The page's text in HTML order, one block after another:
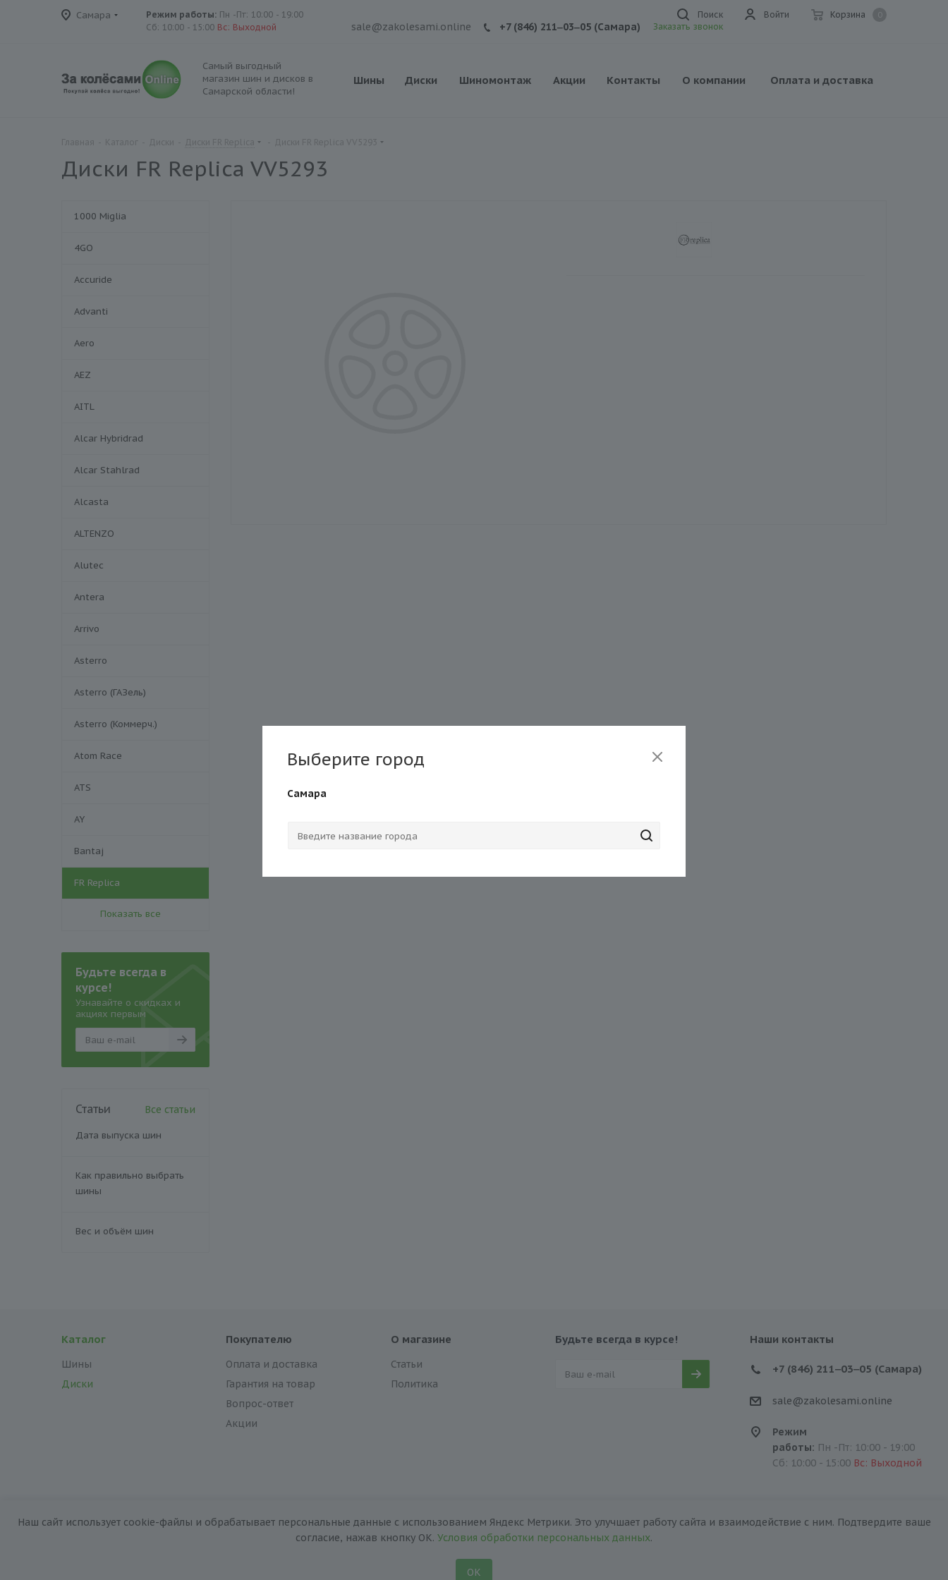
Самара Корзина
Войти
Режим работы: Пн -Пт: 10:00 - 19:00
Сб: 10:00 - 15:00 Вс: Выходной
Поиск
sale@zakolesami.online +7 (846) 211‒03‒05 (Самара) Заказать звонок
Самый выгодный
магазин шин и дисков в
Самарской области!
Шины Диски Шиномонтаж Акции Контакты О компании Оплата и доставка
Диски FR Replica VV5293
1000 Miglia
4GO
Accuride
Advanti
Aero
AEZ
AITL
Alcar Hybridrad
Alcar Stahlrad
Alcasta
ALTENZO
Alutec
Antera
Arrivo
Asterro
Asterro (ГАЗель)
Asterro (Коммерч.)
Atom Race
ATS
AY
Bantaj
FR Replica
Показать все
Будьте всегда в
курсе!
Узнавайте о скидках и
акциях первым
Статьи Все статьи
Дата выпуска шин
Как правильно выбрать
шины
Вес и объём шин
Каталог
Шины
Диски
Покупателю
Оплата и доставка
Гарантия на товар
Вопрос-ответ
Акции
О магазине
Статьи
Политика
Будьте всегда в курсе! Наши контакты
+7 (846) 211‒03‒05 (Самара)
sale@zakolesami.online
Режим
работы: Пн -Пт: 10:00 - 19:00
Сб: 10:00 - 15:00 Вс: Выходной
Наш сайт использует cookie-файлы и обрабатывает персональные данные с использованием Яндекс Метрики. Это улучшает работу сайта и взаимодействие с ним. Подтвердите ваше
согласие, нажав кнопку ОК. Условия обработки персональных данных.
ОК
Выберите город
Самара